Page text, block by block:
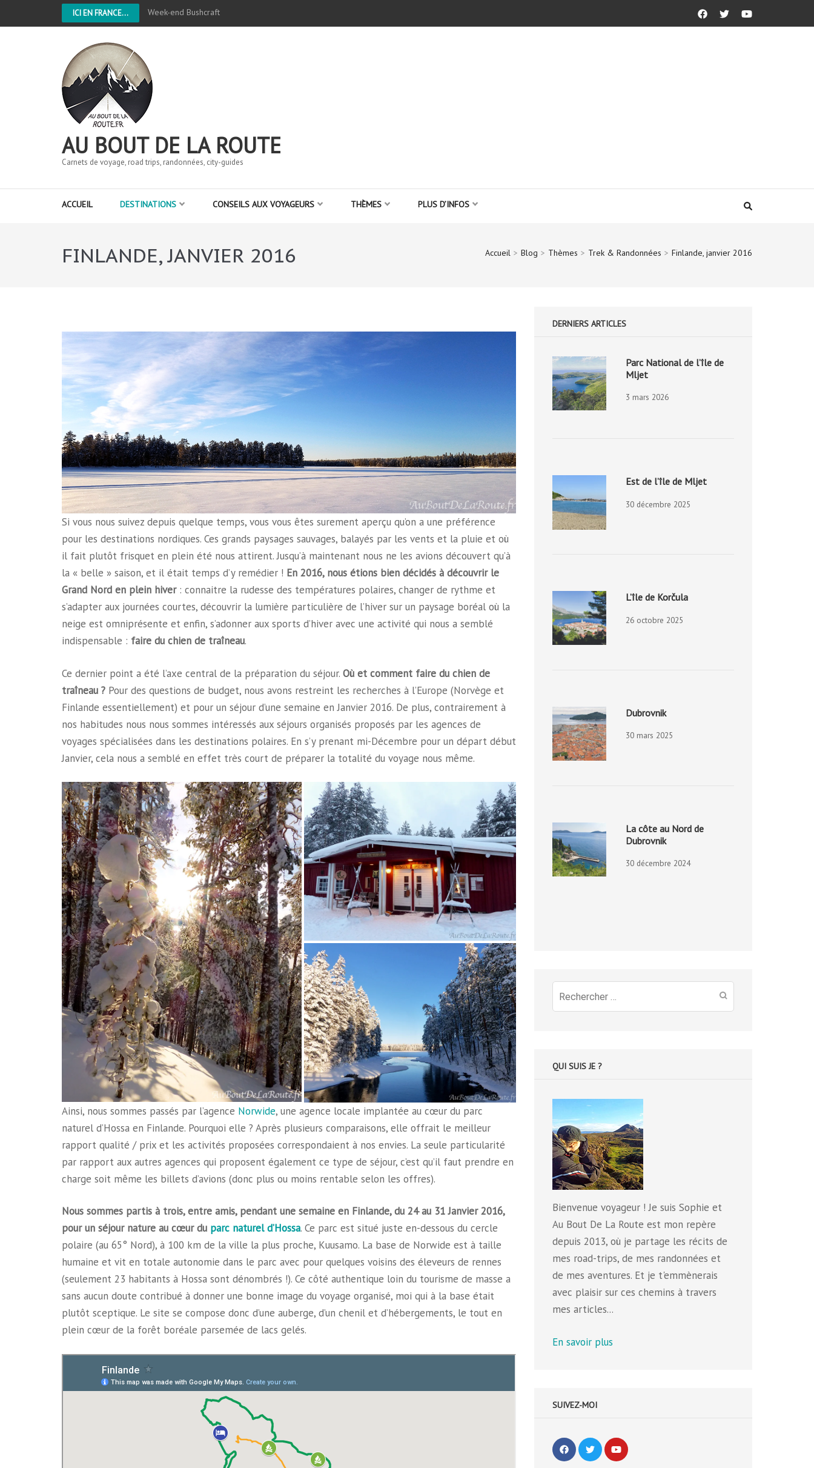
ICI EN FRANCE... Week-end Bushcraft
AU BOUT DE LA ROUTE
Carnets de voyage, road trips, randonnées, city-guides
ACCUEIL DESTINATIONS CONSEILS AUX VOYAGEURS THÈMES PLUS D’INFOS
FINLANDE, JANVIER 2016 Accueil > Blog > Thèmes > Trek & Randonnées > Finlande, janvier 2016
Si vous nous suivez depuis quelque temps, vous vous êtes surement aperçu qu’on a une préférence
pour les destinations nordiques. Ces grands paysages sauvages, balayés par les vents et la pluie et où
il fait plutôt frisquet en plein été nous attirent. Jusqu’à maintenant nous ne les avions découvert qu’à
la « belle » saison, et il était temps d’y remédier ! En 2016, nous étions bien décidés à découvrir le
Grand Nord en plein hiver: connaitre la rudesse des températures polaires, changer de rythme et
s’adapter aux journées courtes, découvrir la lumière particulière de l’hiver sur un paysage boréal où la
neige est omniprésente et enfin, s’adonner aux sports d’hiver avec une activité qui nous a semblé
indispensable : faire du chien de traîneau.
Ce dernier point a été l’axe central de la préparation du séjour. Où et comment faire du chien de
traîneau ? Pour des questions de budget, nous avons restreint les recherches à l’Europe (Norvège et
Finlande essentiellement) et pour un séjour d’une semaine en Janvier 2016. De plus, contrairement à
nos habitudes nous nous sommes intéressés aux séjours organisés proposés par les agences de
voyages spécialisées dans les destinations polaires. En s’y prenant mi-Décembre pour un départ début
Janvier, cela nous a semblé en effet très court de préparer la totalité du voyage nous même.
Ainsi, nous sommes passés par l’agence Norwide, une agence locale implantée au cœur du parc
naturel d’Hossa en Finlande. Pourquoi elle ? Après plusieurs comparaisons, elle offrait le meilleur
rapport qualité / prix et les activités proposées correspondaient à nos envies. La seule particularité
par rapport aux autres agences qui proposent également ce type de séjour, c’est qu’il faut prendre en
charge soit même les billets d’avions (donc plus ou moins rentable selon les offres).
Nous sommes partis à trois, entre amis, pendant une semaine en Finlande, du 24 au 31 Janvier 2016,
pour un séjour nature au cœur du parc naturel d’Hossa. Ce parc est situé juste en-dessous du cercle
polaire (au 65° Nord), à 100 km de la ville la plus proche, Kuusamo. La base de Norwide est à taille
humaine et vit en totale autonomie dans le parc avec pour quelques voisins des éleveurs de rennes
(seulement 23 habitants à Hossa sont dénombrés !). Ce côté authentique loin du tourisme de masse a
sans aucun doute contribué à donner une bonne image du voyage organisé, moi qui à la base était
plutôt sceptique. Le site se compose donc d’une auberge, d’un chenil et d’hébergements, le tout en
plein cœur de la forêt boréale parsemée de lacs gelés.
DERNIERS ARTICLES
Parc National de l’île de
Mljet
3 mars 2026
Est de l’île de Mljet
30 décembre 2025
L’île de Korčula
26 octobre 2025
Dubrovnik
30 mars 2025
La côte au Nord de
Dubrovnik
30 décembre 2024
Recherche
pour
QUI SUIS JE ?
Bienvenue voyageur ! Je suis Sophie et
Au Bout De La Route est mon repère
depuis 2013, où je partage les récits de
mes road-trips, de mes randonnées et
de mes aventures. Et je t'emmènerais
avec plaisir sur ces chemins à travers
mes articles...
En savoir plus
SUIVEZ-MOI